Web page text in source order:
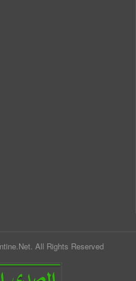
All Rights Reserved